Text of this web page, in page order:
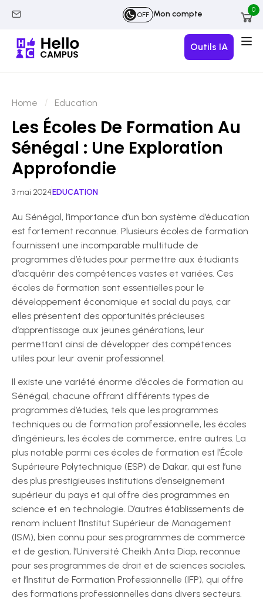
OFF Mon compte 0
Outils IA
Home Education
Les Écoles De Formation Au
Sénégal : Une Exploration
Approfondie
3 mai 2024EDUCATION
Au Sénégal, l’importance d’un bon système d’éducation
est fortement reconnue. Plusieurs écoles de formation
fournissent une incomparable multitude de
programmes d’études pour permettre aux étudiants
d’acquérir des compétences vastes et variées. Ces
écoles de formation sont essentielles pour le
développement économique et social du pays, car
elles présentent des opportunités précieuses
d’apprentissage aux jeunes générations, leur
permettant ainsi de développer des compétences
utiles pour leur avenir professionnel.
Il existe une variété énorme d’écoles de formation au
Sénégal, chacune offrant différents types de
programmes d’études, tels que les programmes
techniques ou de formation professionnelle, les écoles
d’ingénieurs, les écoles de commerce, entre autres. La
plus notable parmi ces écoles de formation est l’École
Supérieure Polytechnique (ESP) de Dakar, qui est l’une
des plus prestigieuses institutions d’enseignement
supérieur du pays et qui offre des programmes en
science et en technologie. D’autres établissements de
renom incluent l’Institut Supérieur de Management
(ISM), bien connu pour ses programmes de commerce
et de gestion, l’Université Cheikh Anta Diop, reconnue
pour ses programmes de droit et de sciences sociales,
et l’Institut de Formation Professionnelle (IFP), qui offre
des formations professionnelles dans divers secteurs.